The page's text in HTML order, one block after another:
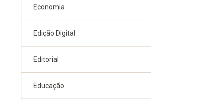
Economia
Edição Digital
Editorial
Educação